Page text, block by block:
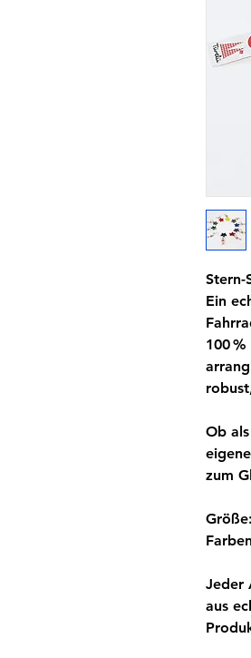
Stern-
Ein
100
Ob
zum
Größe:
Jeder
aus